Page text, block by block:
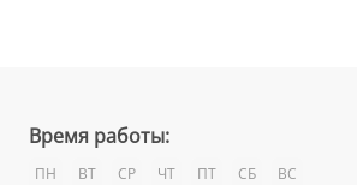
Время работы:
ПН ВТ СР ЧТ ПТ СБ ВС